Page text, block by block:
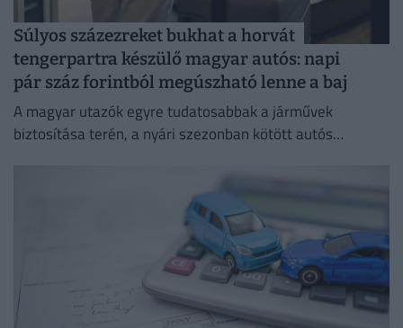
Súlyos százezreket bukhat a horvát
tengerpartra készülő magyar autós: napi
pár száz forintból megúszható lenne a baj
A magyar utazók egyre tudatosabbak a járművek
biztosítása terén, a nyári szezonban kötött autós